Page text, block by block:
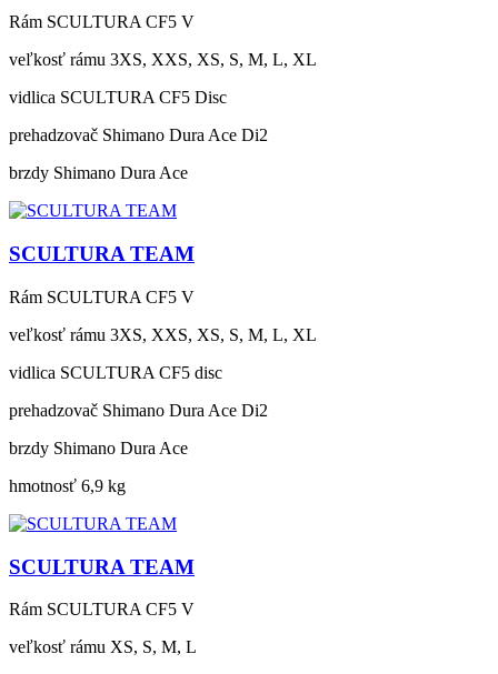
Rám SCULTURA CF5 V
veľkosť rámu 3XS, XXS, XS, S, M, L, XL
vidlica SCULTURA CF5 Disc
prehadzovač Shimano Dura Ace Di2
brzdy Shimano Dura Ace
SCULTURA TEAM
Rám SCULTURA CF5 V
veľkosť rámu 3XS, XXS, XS, S, M, L, XL
vidlica SCULTURA CF5 disc
prehadzovač Shimano Dura Ace Di2
brzdy Shimano Dura Ace
hmotnosť 6,9 kg
SCULTURA TEAM
Rám SCULTURA CF5 V
veľkosť rámu XS, S, M, L